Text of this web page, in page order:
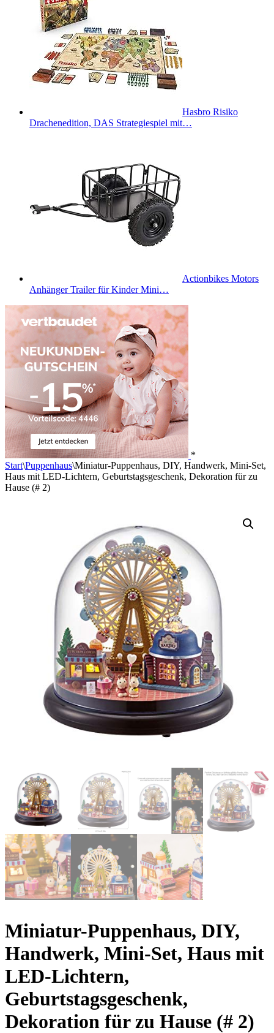
Hasbro Risiko
Drachenedition, DAS Strategiespiel mit…
Actionbikes Motors
Anhänger Trailer für Kinder Mini…
*
Start\Puppenhaus\Miniatur-Puppenhaus, DIY, Handwerk, Mini-Set,
Haus mit LED-Lichtern, Geburtstagsgeschenk, Dekoration für zu
Hause (# 2)
Miniatur-Puppenhaus, DIY,
Handwerk, Mini-Set, Haus mit
LED-Lichtern,
Geburtstagsgeschenk,
Dekoration für zu Hause (# 2)